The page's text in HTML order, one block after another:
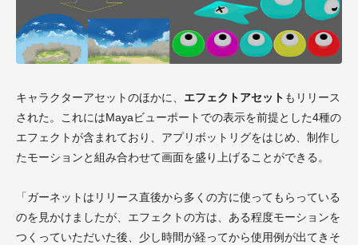
キャラクターアセットのほかに エフェクトアセット もリリース
された。これにはMayaビューポートでの表示を前提とした4種の
エフェクトが含まれており、アプリボットリグをはじめ、制作し
たモーションと組み合わせて画面を盛り上げることができる。
「ガーネットはリリース直後から多くの方に使ってもらっている
のを見かけましたが、エフェクトの方は、ある程度モーションを
つくっていただいた後、少し時間が経ってから使用例が出てきそ